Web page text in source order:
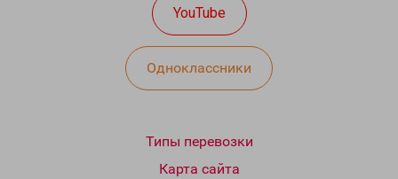
YouTube
Одноклассники
Типы перевозки
Карта сайта